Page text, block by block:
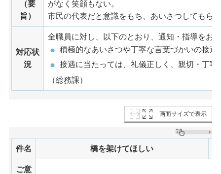
（要
旨）
がなく笑顔もない。
市民の代表だと意識をもち、あいさつしてもら
対応状
況
全職員に対し、以下のとおり、通知・指導をお
積極的なあいさつや丁寧な言葉づかいの接遇
接遇に当たっては、礼儀正しく、親切・丁寧
（総務課）
画面サイズで表示
件名 橋を架けてほしい
ご意